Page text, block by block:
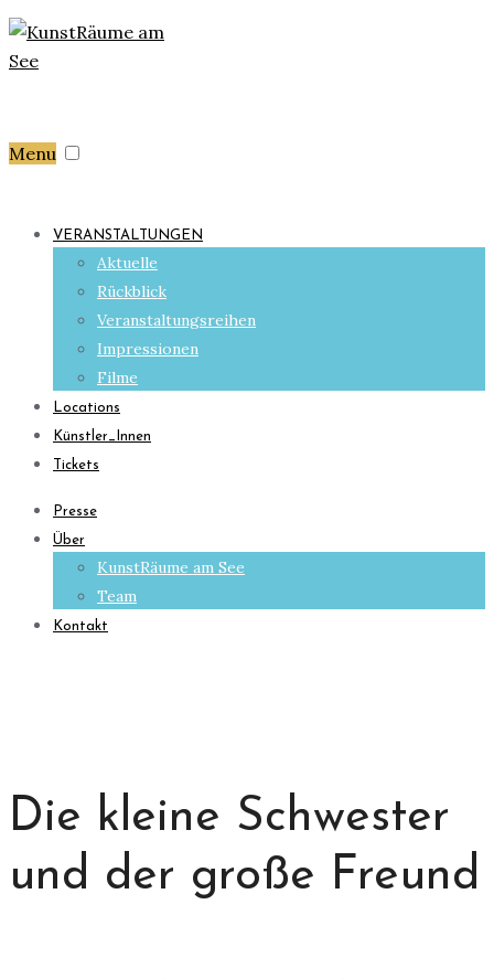
Menu
VERANSTALTUNGEN
Aktuelle
Rückblick
Veranstaltungsreihen
Impressionen
Filme
Locations
Künstler_Innen
Tickets
Presse
Über
KunstRäume am See
Team
Kontakt
Die kleine Schwester
und der große Freund